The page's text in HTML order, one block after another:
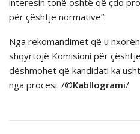
për çështje normative”.
Nga rekomandimet që u
shqyrtojë Komisioni për
dëshmohet që kandidati ka
nga procesi. /©Kabllogrami/